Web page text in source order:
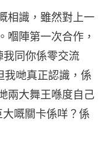
相識，雖然對上一
嗰陣第一次合作，
同你係零交流
我哋真正認識，係
兩大舞王喺度自己
嘅關卡係咩？係